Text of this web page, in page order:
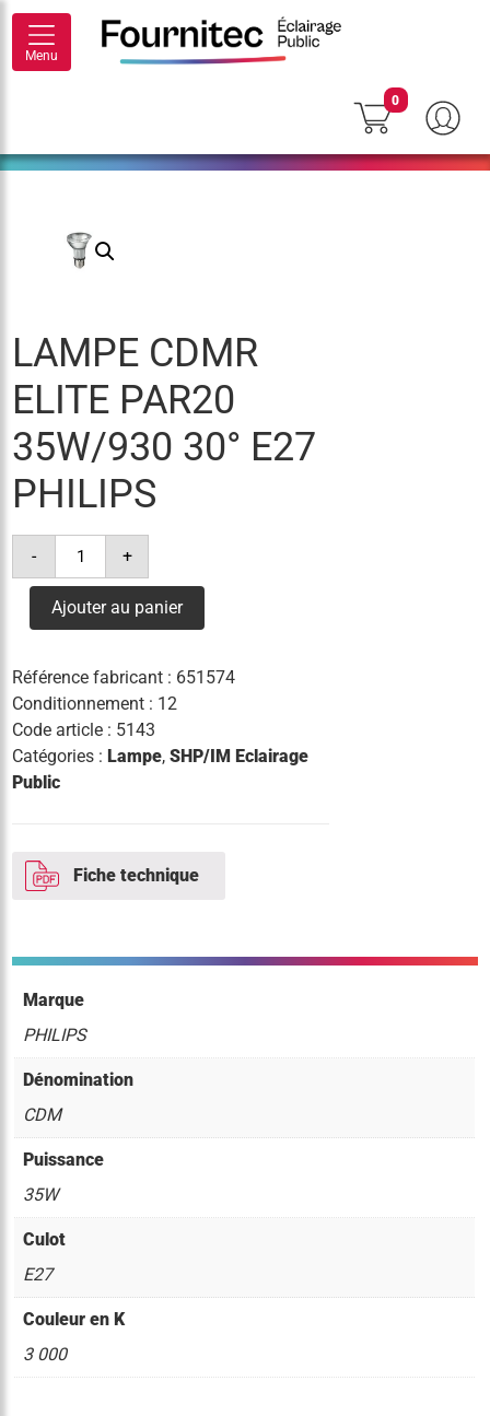
Menu
0
LAMPE CDMR
ELITE PAR20
35W/930 30° E27
PHILIPS
-
quantité
lampe
elite
par20
e27
philips
+
Ajouter au panier
Référence fabricant : 651574
Conditionnement : 12
Code article : 5143
Catégories : Lampe,SHP/IM Eclairage
Public
Fiche technique
Marque
PHILIPS
Dénomination
CDM
Puissance
35W
Culot
E27
Couleur en K
3 000